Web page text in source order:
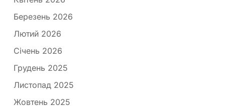
Березень 2026
Лютий 2026
Січень 2026
Грудень 2025
Листопад 2025
Жовтень 2025